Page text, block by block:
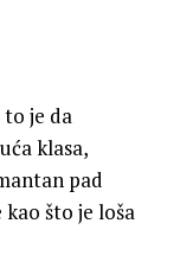
je da
klasa,
pad
što je loša